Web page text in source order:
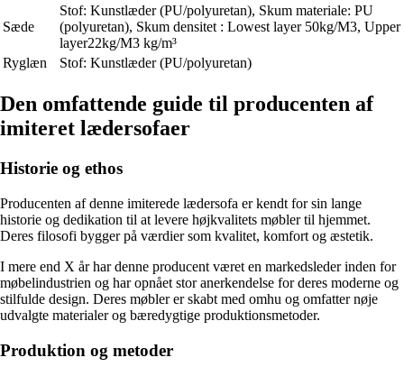
Sæde
Stof: Kunstlæder (PU/polyuretan), Skum materiale: PU
(polyuretan), Skum densitet : Lowest layer 50kg/M3, Upper
layer22kg/M3 kg/m³
Ryglæn
Stof: Kunstlæder (PU/polyuretan)
Den omfattende guide til producenten af
imiteret lædersofaer
Historie og ethos
Producenten af denne imiterede lædersofa er kendt for sin lange
historie og dedikation til at levere højkvalitets møbler til hjemmet.
Deres filosofi bygger på værdier som kvalitet, komfort og æstetik.
I mere end X år har denne producent været en markedsleder inden for
møbelindustrien og har opnået stor anerkendelse for deres moderne og
stilfulde design. Deres møbler er skabt med omhu og omfatter nøje
udvalgte materialer og bæredygtige produktionsmetoder.
Produktion og metoder